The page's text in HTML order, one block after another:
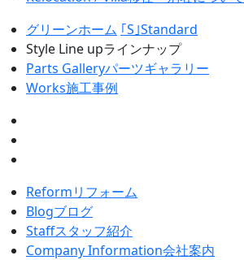
グリーンホーム ｢S｣Standard
Style Line upラインナップ
Parts Galleryパーツギャラリー
Works施工事例
Reformリフォーム
Blogブログ
Staffスタッフ紹介
Company Information会社案内